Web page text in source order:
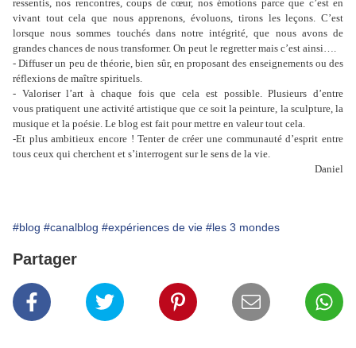
ressentis, nos rencontres, coups de cœur, nos émotions parce que c’est en
vivant tout cela que nous apprenons, évoluons, tirons les leçons. C’est
lorsque nous sommes touchés dans notre intégrité, que nous avons de
grandes chances de nous transformer. On peut le regretter mais c’est ainsi….
- Diffuser un peu de théorie, bien sûr, en proposant des enseignements ou des
réflexions de maître spirituels.
- Valoriser l’art à chaque fois que cela est possible. Plusieurs d’entre
vous pratiquent une activité artistique que ce soit la peinture, la sculpture, la
musique et la poésie. Le blog est fait pour mettre en valeur tout cela.
-Et plus ambitieux encore ! Tenter de créer une communauté d’esprit entre
tous ceux qui cherchent et s’interrogent sur le sens de la vie.
Daniel
#blog #canalblog #expériences de vie #les 3 mondes
Partager